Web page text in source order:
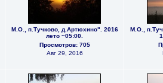
М.О., п.Тучково, д.Артюхино". 2016
лето ~05:00.
Просмотров: 705
Авг 29, 2016
М.О.,